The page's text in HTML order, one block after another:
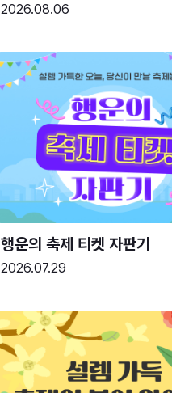
2026.08.06
행운의 축제 티켓 자판기
2026.07.29